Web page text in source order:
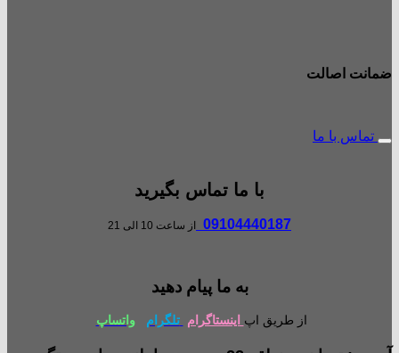
ضمانت اصالت
تماس با ما
با ما تماس بگیرید
09104440187 از ساعت 10 الی 21
به ما پیام دهید
از طریق اپ اینستاگرام تلگرام واتساپ